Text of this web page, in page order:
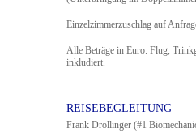
Einzelzimmerzuschlag auf
Alle Beträge in Euro. Flug,
inkludiert.
REISEBEGLEITUNG
Frank Drollinger (#1